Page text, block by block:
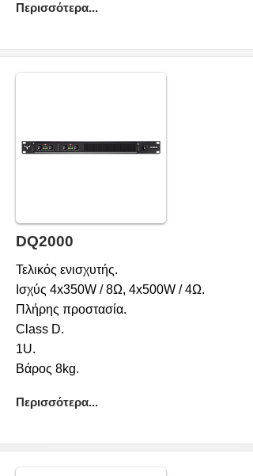
Περισσότερα...
DQ2000
Τελικός ενισχυτής.
Ισχύς 4x350W / 8Ω, 4x500W / 4Ω.
Πλήρης προστασία.
Class D.
1U.
Βάρος 8kg.
Περισσότερα...